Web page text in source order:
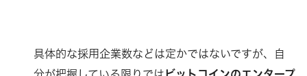
具体的な採用企業数などは定かではないですが、自